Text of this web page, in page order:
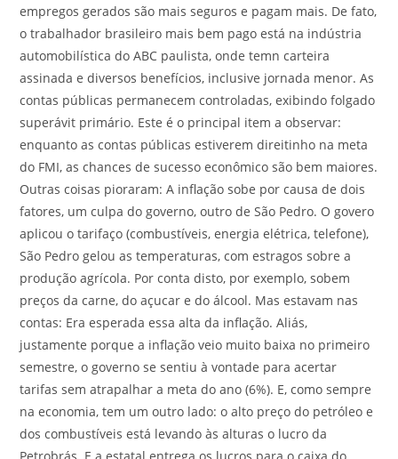
empregos gerados são mais seguros e pagam mais. De fato,
o trabalhador brasileiro mais bem pago está na indústria
automobilística do ABC paulista, onde temn carteira
assinada e diversos benefícios, inclusive jornada menor. As
contas públicas permanecem controladas, exibindo folgado
superávit primário. Este é o principal item a observar:
enquanto as contas públicas estiverem direitinho na meta
do FMI, as chances de sucesso econômico são bem maiores.
Outras coisas pioraram: A inflação sobe por causa de dois
fatores, um culpa do governo, outro de São Pedro. O govero
aplicou o tarifaço (combustíveis, energia elétrica, telefone),
São Pedro gelou as temperaturas, com estragos sobre a
produção agrícola. Por conta disto, por exemplo, sobem
preços da carne, do açucar e do álcool. Mas estavam nas
contas: Era esperada essa alta da inflação. Aliás,
justamente porque a inflação veio muito baixa no primeiro
semestre, o governo se sentiu à vontade para acertar
tarifas sem atrapalhar a meta do ano (6%). E, como sempre
na economia, tem um outro lado: o alto preço do petróleo e
dos combustíveis está levando às alturas o lucro da